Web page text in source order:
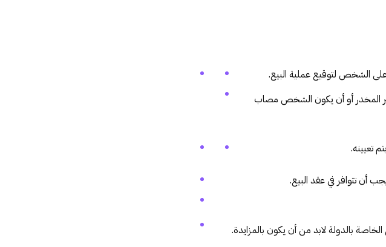
الشخص لتوقيع عملية البيع.
المخدر أو أن يكون الشخص مصاب
تعيينه.
أن تتوافر في عقد البيع.
الخاصة بالدولة لابد من أن يكون بالمزايدة.